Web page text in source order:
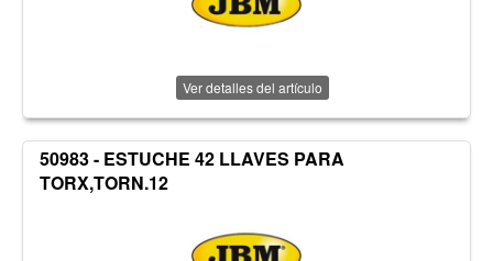
Ver detalles del artículo
50983 - ESTUCHE 42 LLAVES PARA
TORX,TORN.12